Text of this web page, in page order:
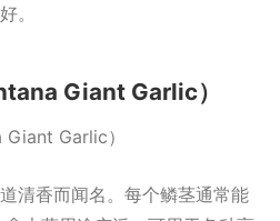
。
Giant Garlic）
清香而闻名。每个鳞茎通常能